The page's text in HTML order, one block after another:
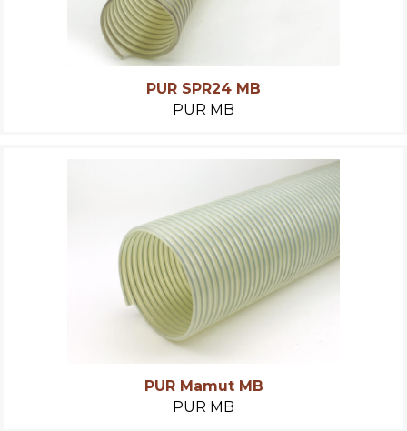
PUR SPR24 MB
PUR MB
PUR Mamut MB
PUR MB